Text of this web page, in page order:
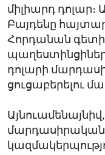
միլիարդ
Բայդենը
Հորդանան
դոլարի
ցուցաբերելու
մարդասիրական